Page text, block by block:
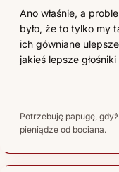
Ano właśnie, a
było, że to tylko my
ich gówniane
jakieś lepsze
Potrzebuję papugę,
pieniądze od bociana.